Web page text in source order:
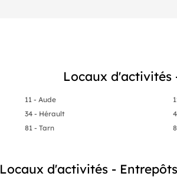
Locaux d'activités
11 - Aude
34 - Hérault
81 - Tarn
Locaux d'activités -